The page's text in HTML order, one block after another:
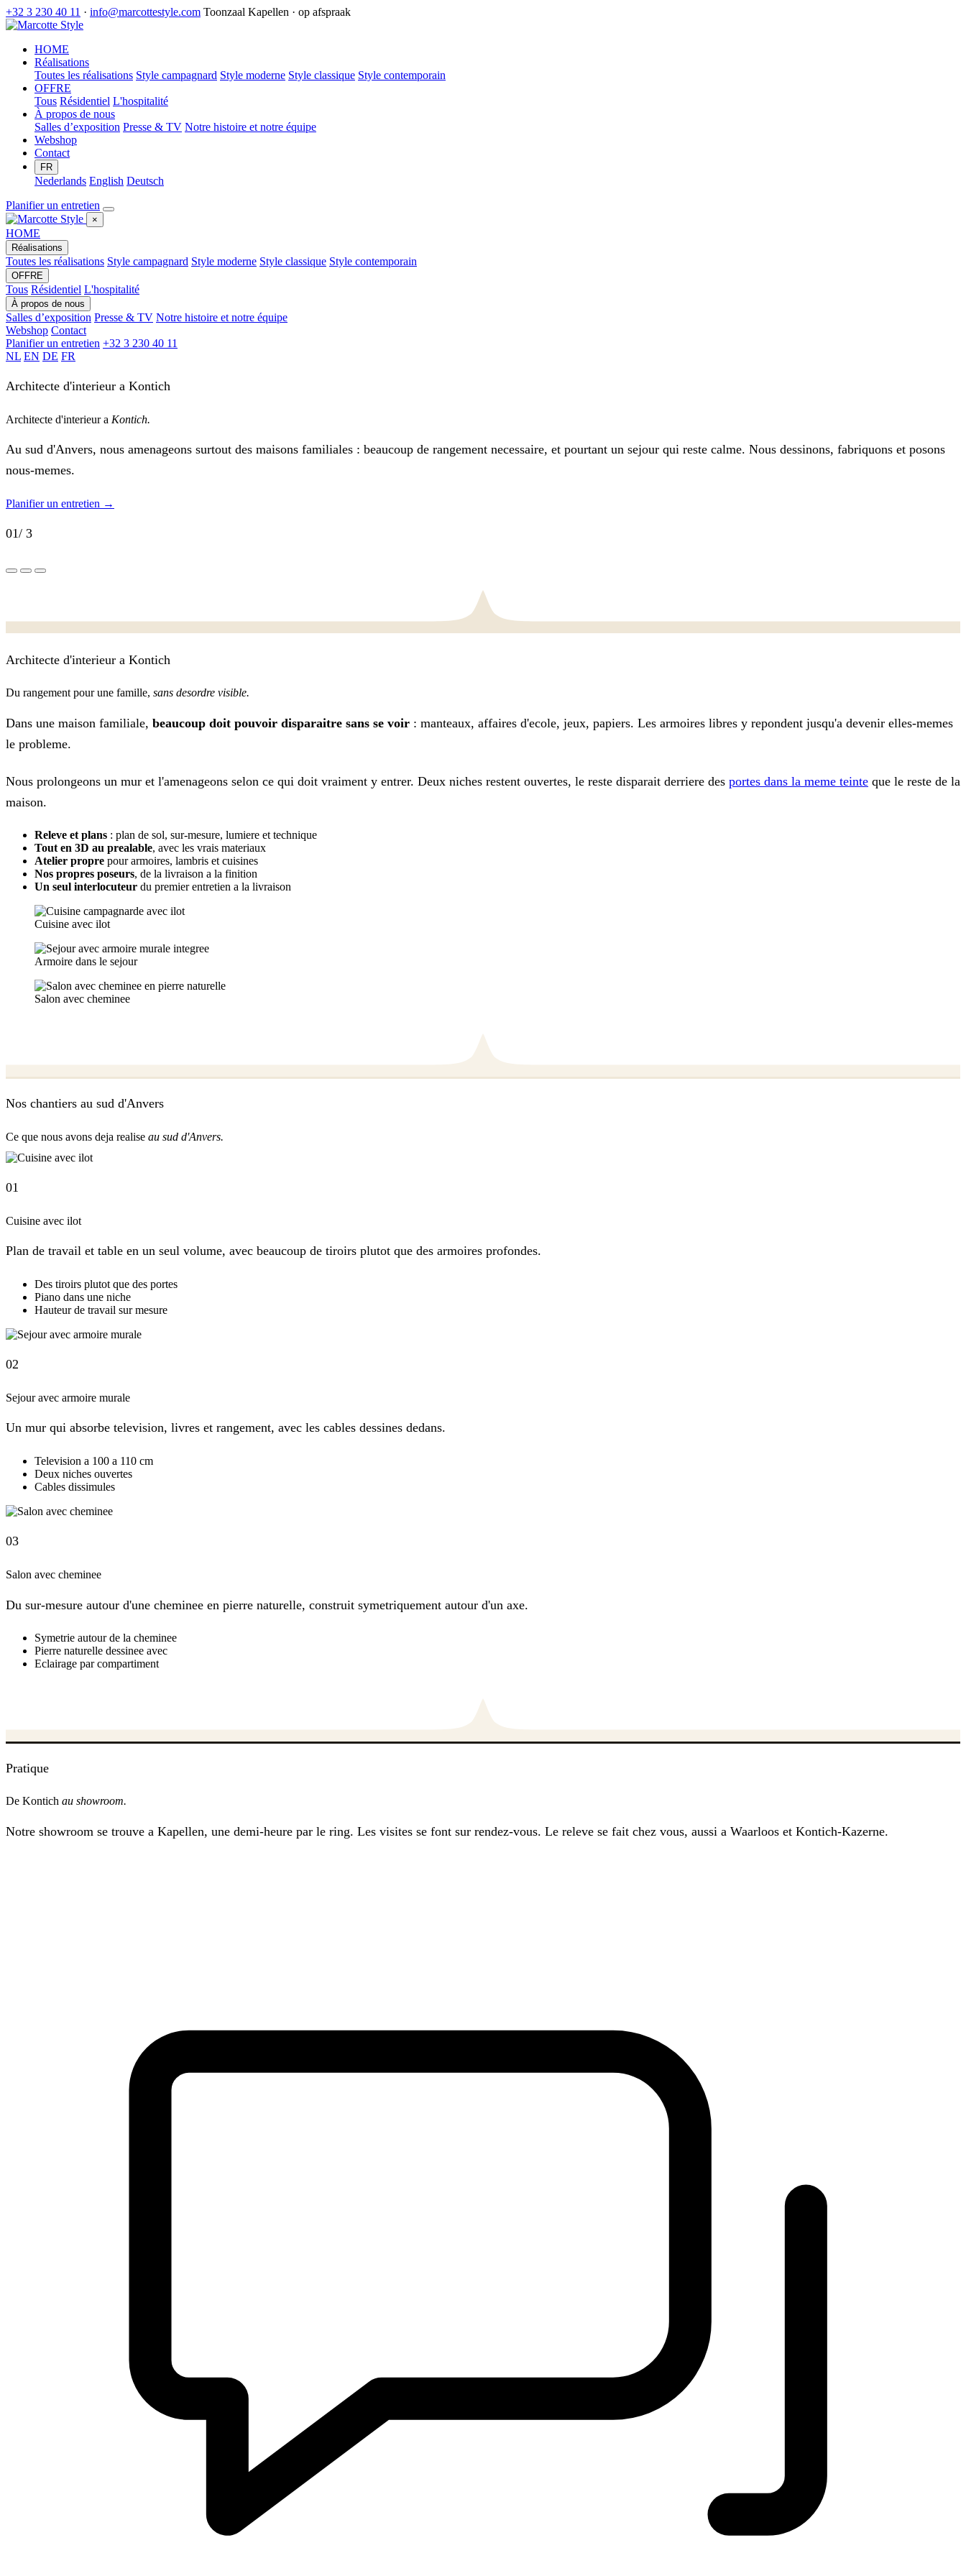
+32 3 230 40 11 · info@marcottestyle.com Toonzaal Kapellen · op afspraak
HOME
Réalisations
Toutes les réalisations Style campagnard Style moderne Style classique Style contemporain
OFFRE
Tous Résidentiel L'hospitalité
À propos de nous
Salles d’exposition Presse & TV Notre histoire et notre équipe
Webshop
Contact
FR
Nederlands English Deutsch
Planifier un entretien
×
HOME
Réalisations
Toutes les réalisations Style campagnard Style moderne Style classique Style contemporain
OFFRE
Tous Résidentiel L'hospitalité
À propos de nous
Salles d’exposition Presse & TV Notre histoire et notre équipe
Webshop Contact
Planifier un entretien +32 3 230 40 11
NL EN DE FR
Architecte d'interieur a Kontich
Architecte d'interieur a Kontich.
Au sud d'Anvers, nous amenageons surtout des maisons familiales : beaucoup de rangement necessaire, et pourtant un sejour qui reste calme. Nous dessinons, fabriquons et posons
nous-memes.
Planifier un entretien →
01/ 3
Architecte d'interieur a Kontich
Du rangement pour une famille, sans desordre visible.
Dans une maison familiale, beaucoup doit pouvoir disparaitre sans se voir : manteaux, affaires d'ecole, jeux, papiers. Les armoires libres y repondent jusqu'a devenir elles-memes
le probleme.
Nous prolongeons un mur et l'amenageons selon ce qui doit vraiment y entrer. Deux niches restent ouvertes, le reste disparait derriere des portes dans la meme teinte que le reste de la
maison.
Releve et plans : plan de sol, sur-mesure, lumiere et technique
Tout en 3D au prealable, avec les vrais materiaux
Atelier propre pour armoires, lambris et cuisines
Nos propres poseurs, de la livraison a la finition
Un seul interlocuteur du premier entretien a la livraison
Cuisine avec ilot
Armoire dans le sejour
Salon avec cheminee
Nos chantiers au sud d'Anvers
Ce que nous avons deja realise au sud d'Anvers.
01
Cuisine avec ilot
Plan de travail et table en un seul volume, avec beaucoup de tiroirs plutot que des armoires profondes.
Des tiroirs plutot que des portes
Piano dans une niche
Hauteur de travail sur mesure
02
Sejour avec armoire murale
Un mur qui absorbe television, livres et rangement, avec les cables dessines dedans.
Television a 100 a 110 cm
Deux niches ouvertes
Cables dissimules
03
Salon avec cheminee
Du sur-mesure autour d'une cheminee en pierre naturelle, construit symetriquement autour d'un axe.
Symetrie autour de la cheminee
Pierre naturelle dessinee avec
Eclairage par compartiment
Pratique
De Kontich au showroom.
Notre showroom se trouve a Kapellen, une demi-heure par le ring. Les visites se font sur rendez-vous. Le releve se fait chez vous, aussi a Waarloos et Kontich-Kazerne.